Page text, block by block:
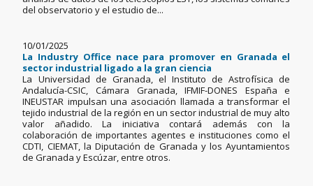
del observatorio y el estudio de...
10/01/2025
La Industry Office nace para promover en Granada el
sector industrial ligado a la gran ciencia
La Universidad de Granada, el Instituto de Astrofísica de
Andalucía-CSIC, Cámara Granada, IFMIF-DONES España e
INEUSTAR impulsan una asociación llamada a transformar el
tejido industrial de la región en un sector industrial de muy alto
valor añadido. La iniciativa contará además con la
colaboración de importantes agentes e instituciones como el
CDTI, CIEMAT, la Diputación de Granada y los Ayuntamientos
de Granada y Escúzar, entre otros.